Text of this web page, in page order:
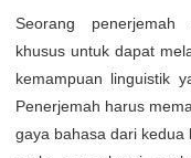
Seorang penerjemah
khusus untuk dapat
kemampuan linguistik
Penerjemah harus
gaya bahasa dari kedua